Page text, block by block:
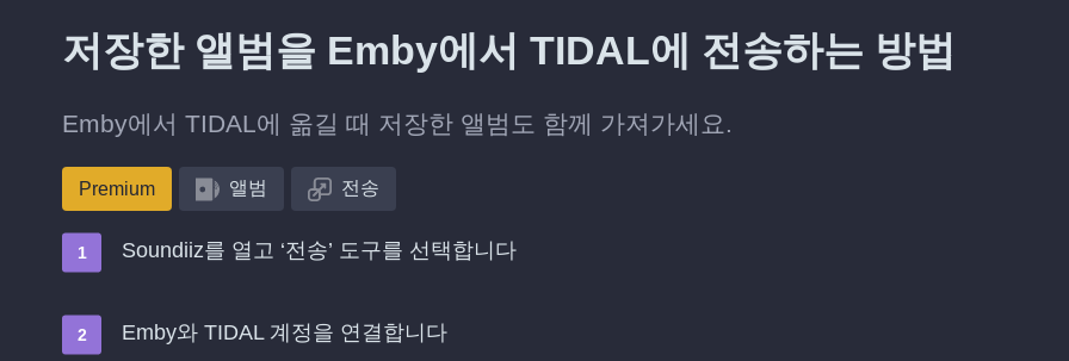
저장한 앨범을 Emby에서 TIDAL에 전송하는 방법
Emby에서 TIDAL에 옮길 때 저장한 앨범도 함께 가져가세요.
Premium 앨범 전송
Soundiiz를 열고 ‘전송’ 도구를 선택합니다
Emby와 TIDAL 계정을 연결합니다